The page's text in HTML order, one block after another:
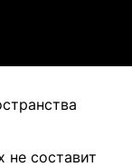
не составит